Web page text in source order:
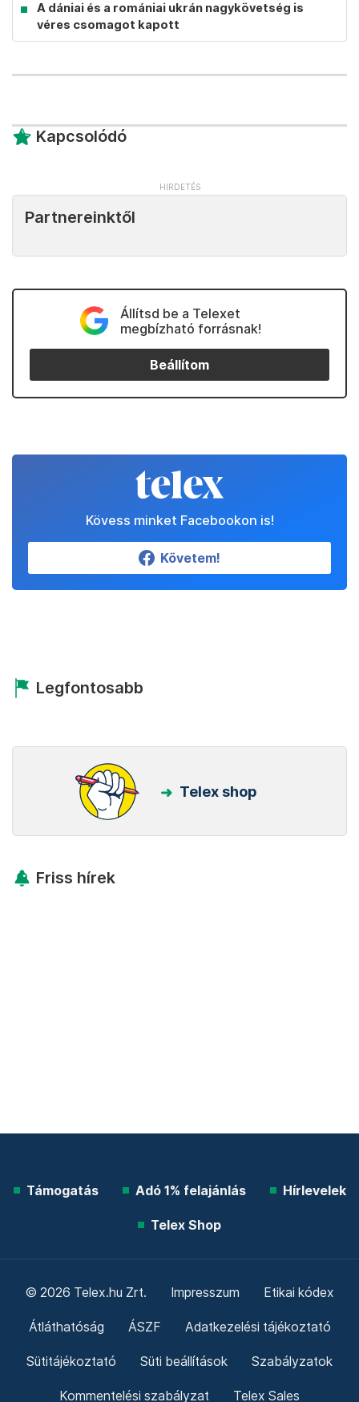
A dániai és a romániai ukrán nagykövetség is
véres csomagot kapott
Kapcsolódó
Partnereinktől
Állítsd be a Telexet
megbízható forrásnak!
Beállítom
Kövess minket Facebookon is!
Követem!
Legfontosabb
Telex shop
Friss hírek
Támogatás Adó 1% felajánlás Hírlevelek
Telex Shop
© 2026 Telex.hu Zrt. Impresszum Etikai kódex
Átláthatóság ÁSZF Adatkezelési tájékoztató
Sütitájékoztató Süti beállítások Szabályzatok
Kommentelési szabályzat Telex Sales